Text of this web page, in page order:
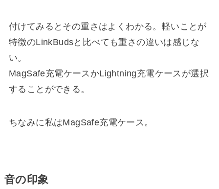
付けてみるとその重さはよくわかる。軽いことが
特徴のLinkBudsと比べても重さの違いは感じな
い。
MagSafe充電ケースかLightning充電ケースが選択
することができる。
ちなみに私はMagSafe充電ケース。
音の印象